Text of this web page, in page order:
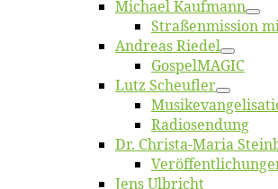
Mi­cha­el Kaufmann
Straßenmis­sion
An­dre­as Riedel
Gos­pel­MA­GIC
Lutz Scheuf­ler
Ra­dio­sen­dung
Dr. Chris­­ta-Ma­ria
Jens Ulb­richt